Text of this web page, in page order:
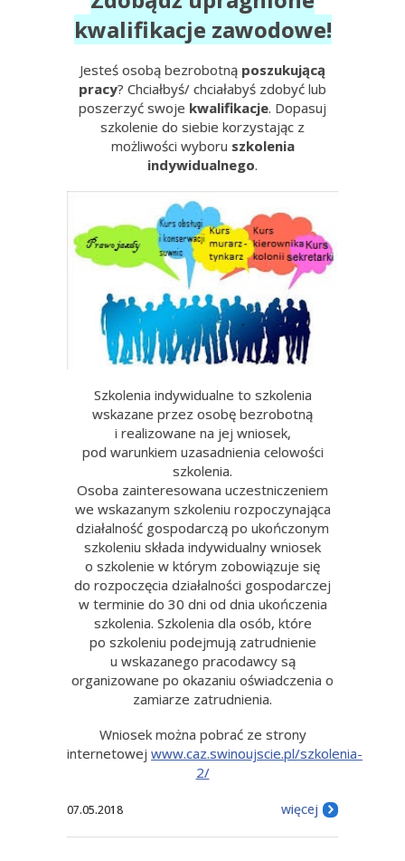
kwalifikacje zawodowe!
Jesteś osobą bezrobotną poszukującą
pracy? Chciałbyś/ chciałabyś zdobyć lub
poszerzyć swoje kwalifikacje. Dopasuj
szkolenie do siebie korzystając z
możliwości wyboru szkolenia
indywidualnego.
Szkolenia indywidualne to szkolenia
wskazane przez osobę bezrobotną
i realizowane na jej wniosek,
pod warunkiem uzasadnienia celowości
szkolenia.
Osoba zainteresowana uczestniczeniem
we wskazanym szkoleniu rozpoczynająca
działalność gospodarczą po ukończonym
szkoleniu składa indywidualny wniosek
o szkolenie w którym zobowiązuje się
do rozpoczęcia działalności gospodarczej
w terminie do 30 dni od dnia ukończenia
szkolenia. Szkolenia dla osób, które
po szkoleniu podejmują zatrudnienie
u wskazanego pracodawcy są
organizowane po okazaniu oświadczenia o
zamiarze zatrudnienia.
Wniosek można pobrać ze strony
internetowej www.caz.swinoujscie.pl/szkolenia-
2/
07.05.2018 więcej